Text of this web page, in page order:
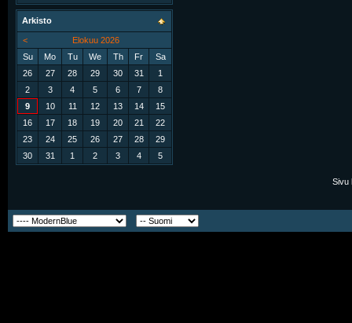
Arkisto
<
Elokuu 2026
Su
Mo Tu We Th Fr
Sa
26
27 28 29 30 31
1
2
3 4 5 6 7
8
9
10 11 12 13 14
15
16
17 18 19 20 21
22
23
24 25 26 27 28
29
30
31 1 2 3 4 5
Sivu